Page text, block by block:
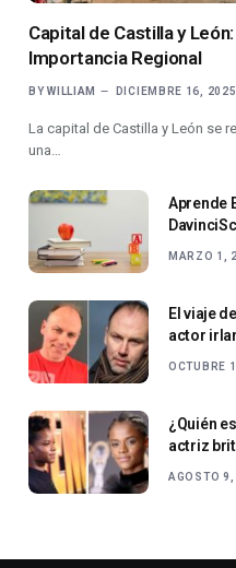
Capital de Castilla y
Importancia Regional
BY WILLIAM DICIEMBRE 16, 2025
La capital de Castilla y León se
una…
Aprende
MARZO 1,
El viaje
actor
OCTUBRE
¿Quién
actriz
AGOSTO